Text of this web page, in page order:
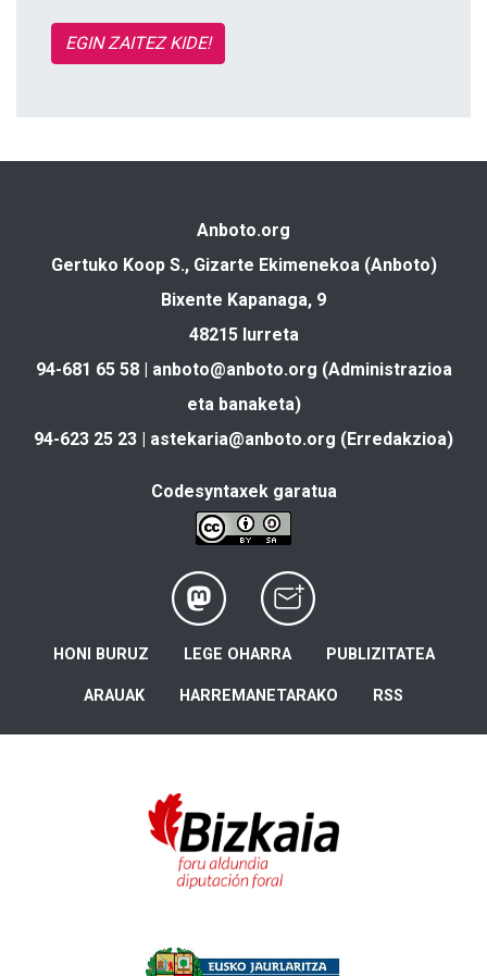
EGIN ZAITEZ KIDE!
Anboto.org
Gertuko Koop S., Gizarte Ekimenekoa (Anboto)
Bixente Kapanaga, 9
48215 Iurreta
94-681 65 58 | anboto@anboto.org (Administrazioa
eta banaketa)
94-623 25 23 | astekaria@anboto.org (Erredakzioa)
Codesyntaxek garatua
HONI BURUZ LEGE OHARRA PUBLIZITATEA
ARAUAK HARREMANETARAKO RSS